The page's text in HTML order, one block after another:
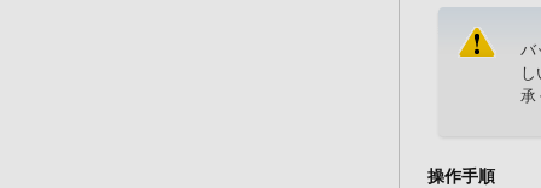
バ
承
操作手順